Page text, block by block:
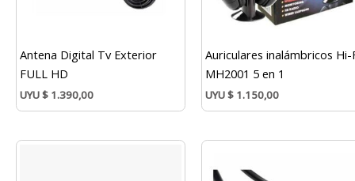
Antena Digital Tv Exterior
FULL HD
UYU$ 1.390,00
Auriculares inalámbricos Hi-
MH2001 5 en 1
UYU$ 1.150,00